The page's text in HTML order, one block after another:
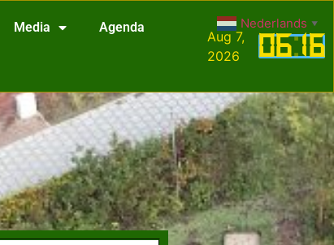
Media Agenda
06:16
Aug 7,
2026
Nederlands ▼